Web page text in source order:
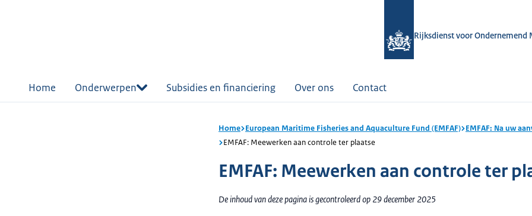
Rijksdienst voor Ondernemend
Home Onderwerpen Subsidies en financiering Over ons Contact
Home European Maritime Fisheries and Aquaculture Fund (EMFAF) EMFAF: Na uw
EMFAF: Meewerken aan controle ter plaatse
EMFAF: Meewerken aan controle ter
De inhoud van deze pagina is gecontroleerd op 29 december 2025